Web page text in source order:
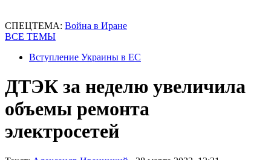
СПЕЦТЕМА: Война в Иране
ВСЕ ТЕМЫ
Вступление Украины в ЕС
ДТЭК за неделю увеличила
объемы ремонта
электросетей